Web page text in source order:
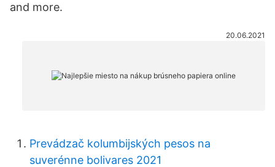
and more.
20.06.2021
Prevádzač kolumbijských pesos na
suverénne bolivares 2021